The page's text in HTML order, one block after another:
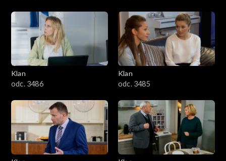
2201–2300
2101–2200
2001–2100
1901–2000
1801–1900
1701–1800
Klan
odc. 3486
Klan
odc. 3485